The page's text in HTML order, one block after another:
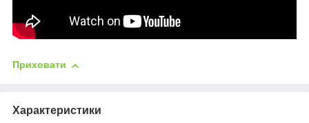
Приховати
Характеристики